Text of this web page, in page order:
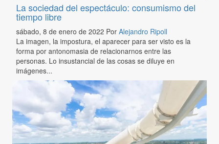
La sociedad del espectáculo: consumismo del
tiempo libre
sábado, 8 de enero de 2022 Por Alejandro Ripoll
La imagen, la impostura, el aparecer para ser visto es la
forma por antonomasia de relacionarnos entre las
personas. Lo insustancial de las cosas se diluye en
imágenes...